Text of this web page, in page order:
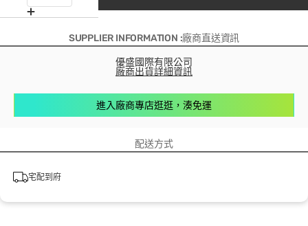
SUPPLIER INFORMATION :廠商直送資訊
優盛國際有限公司
廠商出貨詳細資訊
進入廠商專店逛逛，湊免運
配送方式
宅配到府